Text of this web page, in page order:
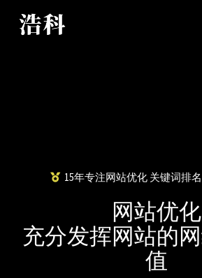
15年专注网站优化 关键词排
网站优化
充分发挥网站的
值